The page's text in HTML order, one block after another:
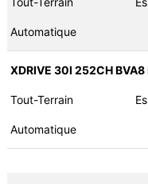
Automatique
XDRIVE 30I 252CH
Tout-Terrain
Automatique